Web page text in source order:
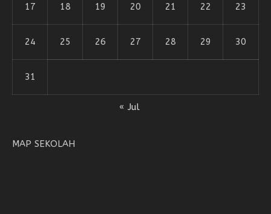
17 18 19 20 21 22 23
24 25 26 27 28 29 30
31
« Jul
MAP SEKOLAH